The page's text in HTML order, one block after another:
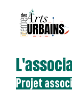
Projet